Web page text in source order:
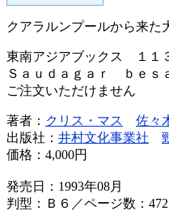
クアラルンプールから来た
東南アジアブックス １１
Ｓａｕｄａｇａｒ ｂｅ
ご注文いただけません
著者： クリス・マス
佐々
出版社： 井村文化事業社
価格： 4,000円
発売日：1993年08月
判型：Ｂ６／ページ数：472